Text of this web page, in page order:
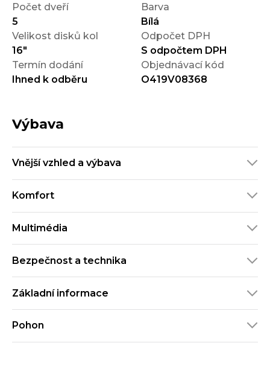
Počet dveří
5
Barva
Bílá
Velikost disků kol
16"
Odpočet DPH
S odpočtem DPH
Termín dodání
Ihned k odběru
Objednávací kód
O419V08368
Výbava
Vnější vzhled a výbava
Komfort
Multimédia
Bezpečnost a technika
Základní informace
Pohon